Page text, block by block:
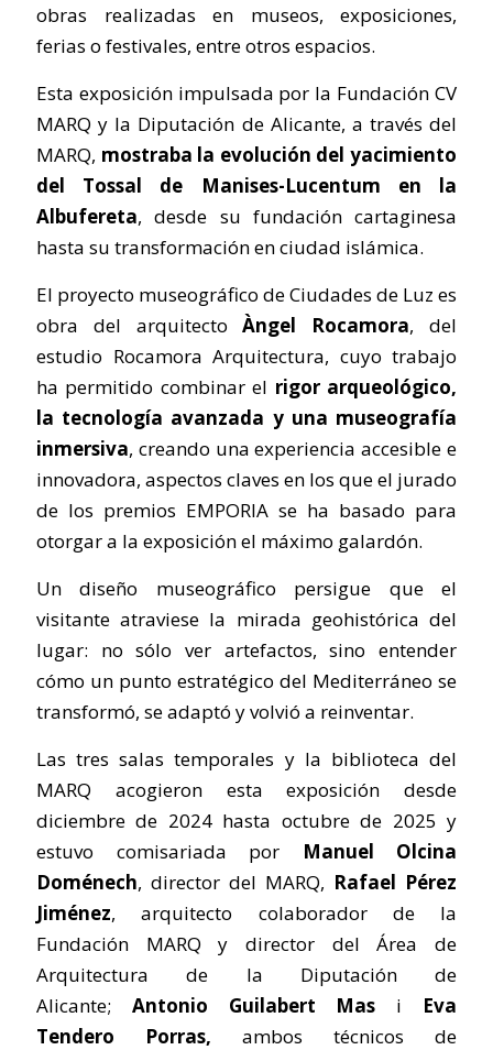
obras realizadas en museos, exposiciones,
ferias o festivales, entre otros espacios.
Esta exposición impulsada por la Fundación CV
MARQ y la Diputación de Alicante, a través del
MARQ, mostraba la evolución del yacimiento
del Tossal de Manises-Lucentum en la
Albufereta, desde su fundación cartaginesa
hasta su transformación en ciudad islámica.
El proyecto museográfico de Ciudades de Luz es
obra del arquitectoÀngel Rocamora, del
estudio Rocamora Arquitectura, cuyo trabajo
ha permitido combinar el rigor arqueológico,
la tecnología avanzada y una museografía
inmersiva, creando una experiencia accesible e
innovadora, aspectos claves en los que el jurado
de los premios EMPORIA se ha basado para
otorgar a la exposición el máximo galardón.
Un diseño museográfico persigue que el
visitante atraviese la mirada geohistórica del
lugar: no sólo ver artefactos, sino entender
cómo un punto estratégico del Mediterráneo se
transformó, se adaptó y volvió a reinventar.
Las tres salas temporales y la biblioteca del
MARQ acogieron esta exposición desde
diciembre de 2024 hasta octubre de 2025 y
estuvo comisariada por
Manuel Olcina
Doménech, director del MARQ, Rafael Pérez
Jiménez, arquitecto colaborador de la
Fundación MARQ y director del Área de
Arquitectura de la Diputación de
Alicante; Antonio Guilabert Mas i Eva
Tendero Porras, ambos técnicos de